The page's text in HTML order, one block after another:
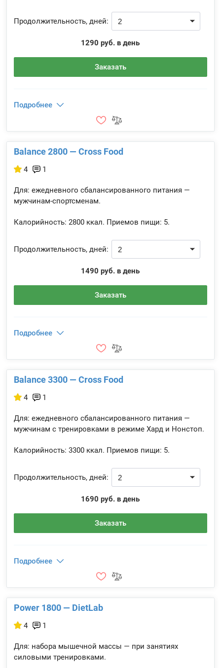
Продолжительность, дней:
1290 руб. в день
Заказать
Подробнее
Balance 2800 — Cross Food
4 1
Для: ежедневного сбалансированного питания —
мужчинам-спортсменам.
Калорийность: 2800 ккал. Приемов пищи: 5.
Продолжительность, дней:
1490 руб. в день
Заказать
Подробнее
Balance 3300 — Cross Food
4 1
Для: ежедневного сбалансированного питания —
мужчинам с тренировками в режиме Хард и Нонстоп.
Калорийность: 3300 ккал. Приемов пищи: 5.
Продолжительность, дней:
1690 руб. в день
Заказать
Подробнее
Power 1800 — DietLab
4 1
Для: набора мышечной массы — при занятиях
силовыми тренировками.